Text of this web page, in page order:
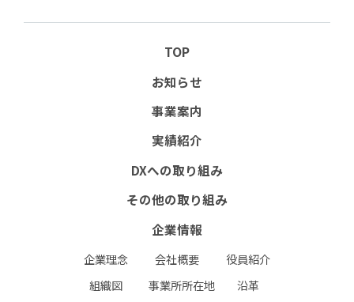
企業理念 会社概要
役員紹介
事業所所在地
協力会社向け情報
協力会社向けサイト(PW必須）
書式ダウンロード（安全衛生管理規則掲載）
協力会社募集要項
TOP
お知らせ
事業案内
実績紹介
DXへの取り組み
その他の取り組み
企業情報
企業理念 会社概要
役員紹介
組織図
事業所所在地 沿革